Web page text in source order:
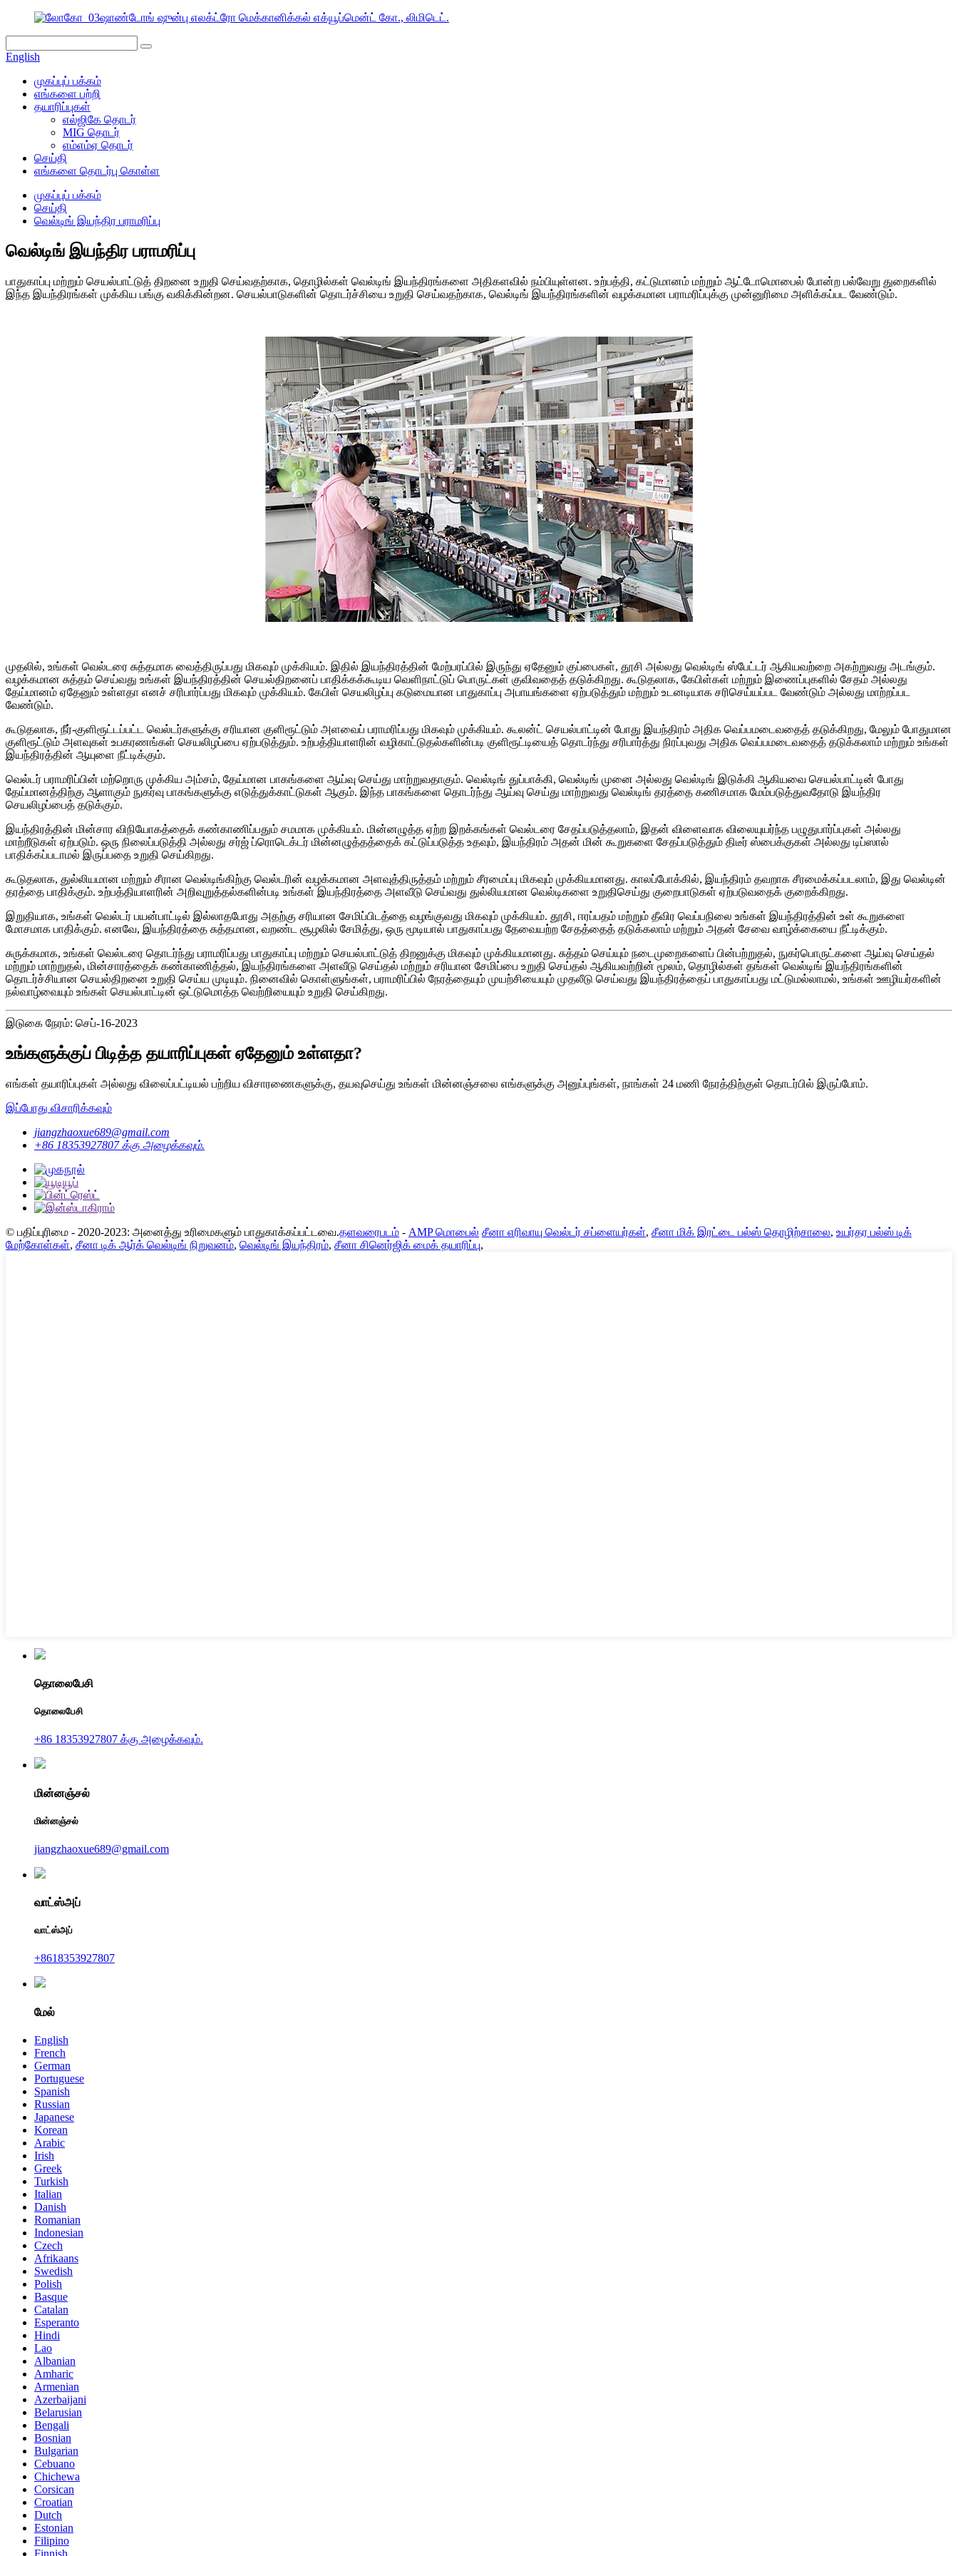
ஷாண்டோங் ஷுன்பு எலக்ட்ரோ மெக்கானிக்கல் எக்யூப்மென்ட் கோ., லிமிடெட்.
English
முகப்புப் பக்கம்
எங்களை பற்றி
தயாரிப்புகள்
எல்ஜிகே தொடர்
MIG தொடர்
எம்எம்ஏ தொடர்
செய்தி
எங்களை தொடர்பு கொள்ள
முகப்புப் பக்கம்
செய்தி
வெல்டிங் இயந்திர பராமரிப்பு
வெல்டிங் இயந்திர பராமரிப்பு
பாதுகாப்பு மற்றும் செயல்பாட்டுத் திறனை உறுதி செய்வதற்காக, தொழில்கள் வெல்டிங் இயந்திரங்களை அதிகளவில் நம்பியுள்ளன. உற்பத்தி, கட்டுமானம் மற்றும் ஆட்டோமொபைல் போன்ற பல்வேறு துறைகளில்
இந்த இயந்திரங்கள் முக்கிய பங்கு வகிக்கின்றன. செயல்பாடுகளின் தொடர்ச்சியை உறுதி செய்வதற்காக, வெல்டிங் இயந்திரங்களின் வழக்கமான பராமரிப்புக்கு முன்னுரிமை அளிக்கப்பட வேண்டும்.
முதலில், உங்கள் வெல்டரை சுத்தமாக வைத்திருப்பது மிகவும் முக்கியம். இதில் இயந்திரத்தின் மேற்பரப்பில் இருந்து ஏதேனும் குப்பைகள், தூசி அல்லது வெல்டிங் ஸ்பேட்டர் ஆகியவற்றை அகற்றுவது அடங்கும்.
வழக்கமான சுத்தம் செய்வது உங்கள் இயந்திரத்தின் செயல்திறனைப் பாதிக்கக்கூடிய வெளிநாட்டுப் பொருட்கள் குவிவதைத் தடுக்கிறது. கூடுதலாக, கேபிள்கள் மற்றும் இணைப்புகளில் சேதம் அல்லது
தேய்மானம் ஏதேனும் உள்ளதா எனச் சரிபார்ப்பது மிகவும் முக்கியம். கேபிள் செயலிழப்பு கடுமையான பாதுகாப்பு அபாயங்களை ஏற்படுத்தும் மற்றும் உடனடியாக சரிசெய்யப்பட வேண்டும் அல்லது மாற்றப்பட
வேண்டும்.
கூடுதலாக, நீர்-குளிரூட்டப்பட்ட வெல்டர்களுக்கு சரியான குளிரூட்டும் அளவைப் பராமரிப்பது மிகவும் முக்கியம். கூலன்ட் செயல்பாட்டின் போது இயந்திரம் அதிக வெப்பமடைவதைத் தடுக்கிறது, மேலும் போதுமான
குளிரூட்டும் அளவுகள் உபகரணங்கள் செயலிழப்பை ஏற்படுத்தும். உற்பத்தியாளரின் வழிகாட்டுதல்களின்படி குளிரூட்டியைத் தொடர்ந்து சரிபார்த்து நிரப்புவது அதிக வெப்பமடைவதைத் தடுக்கலாம் மற்றும் உங்கள்
இயந்திரத்தின் ஆயுளை நீட்டிக்கும்.
வெல்டர் பராமரிப்பின் மற்றொரு முக்கிய அம்சம், தேய்மான பாகங்களை ஆய்வு செய்து மாற்றுவதாகும். வெல்டிங் துப்பாக்கி, வெல்டிங் முனை அல்லது வெல்டிங் இடுக்கி ஆகியவை செயல்பாட்டின் போது
தேய்மானத்திற்கு ஆளாகும் நுகர்வு பாகங்களுக்கு எடுத்துக்காட்டுகள் ஆகும். இந்த பாகங்களை தொடர்ந்து ஆய்வு செய்து மாற்றுவது வெல்டிங் தரத்தை கணிசமாக மேம்படுத்துவதோடு இயந்திர
செயலிழப்பைத் தடுக்கும்.
இயந்திரத்தின் மின்சார விநியோகத்தைக் கண்காணிப்பதும் சமமாக முக்கியம். மின்னழுத்த ஏற்ற இறக்கங்கள் வெல்டரை சேதப்படுத்தலாம், இதன் விளைவாக விலையுயர்ந்த பழுதுபார்ப்புகள் அல்லது
மாற்றீடுகள் ஏற்படும். ஒரு நிலைப்படுத்தி அல்லது சர்ஜ் ப்ரொடெக்டர் மின்னழுத்தத்தைக் கட்டுப்படுத்த உதவும், இயந்திரம் அதன் மின் கூறுகளை சேதப்படுத்தும் திடீர் ஸ்பைக்குகள் அல்லது டிப்ஸால்
பாதிக்கப்படாமல் இருப்பதை உறுதி செய்கிறது.
கூடுதலாக, துல்லியமான மற்றும் சீரான வெல்டிங்கிற்கு வெல்டரின் வழக்கமான அளவுத்திருத்தம் மற்றும் சீரமைப்பு மிகவும் முக்கியமானது. காலப்போக்கில், இயந்திரம் தவறாக சீரமைக்கப்படலாம், இது வெல்டின்
தரத்தை பாதிக்கும். உற்பத்தியாளரின் அறிவுறுத்தல்களின்படி உங்கள் இயந்திரத்தை அளவீடு செய்வது துல்லியமான வெல்டிகளை உறுதிசெய்து குறைபாடுகள் ஏற்படுவதைக் குறைக்கிறது.
இறுதியாக, உங்கள் வெல்டர் பயன்பாட்டில் இல்லாதபோது அதற்கு சரியான சேமிப்பிடத்தை வழங்குவது மிகவும் முக்கியம். தூசி, ஈரப்பதம் மற்றும் தீவிர வெப்பநிலை உங்கள் இயந்திரத்தின் உள் கூறுகளை
மோசமாக பாதிக்கும். எனவே, இயந்திரத்தை சுத்தமான, வறண்ட சூழலில் சேமித்து, ஒரு மூடியால் பாதுகாப்பது தேவையற்ற சேதத்தைத் தடுக்கலாம் மற்றும் அதன் சேவை வாழ்க்கையை நீட்டிக்கும்.
சுருக்கமாக, உங்கள் வெல்டரை தொடர்ந்து பராமரிப்பது பாதுகாப்பு மற்றும் செயல்பாட்டுத் திறனுக்கு மிகவும் முக்கியமானது. சுத்தம் செய்யும் நடைமுறைகளைப் பின்பற்றுதல், நுகர்பொருட்களை ஆய்வு செய்தல்
மற்றும் மாற்றுதல், மின்சாரத்தைக் கண்காணித்தல், இயந்திரங்களை அளவீடு செய்தல் மற்றும் சரியான சேமிப்பை உறுதி செய்தல் ஆகியவற்றின் மூலம், தொழில்கள் தங்கள் வெல்டிங் இயந்திரங்களின்
தொடர்ச்சியான செயல்திறனை உறுதி செய்ய முடியும். நினைவில் கொள்ளுங்கள், பராமரிப்பில் நேரத்தையும் முயற்சியையும் முதலீடு செய்வது இயந்திரத்தைப் பாதுகாப்பது மட்டுமல்லாமல், உங்கள் ஊழியர்களின்
நல்வாழ்வையும் உங்கள் செயல்பாட்டின் ஒட்டுமொத்த வெற்றியையும் உறுதி செய்கிறது.
இடுகை நேரம்: செப்-16-2023
உங்களுக்குப் பிடித்த தயாரிப்புகள் ஏதேனும் உள்ளதா?
எங்கள் தயாரிப்புகள் அல்லது விலைப்பட்டியல் பற்றிய விசாரணைகளுக்கு, தயவுசெய்து உங்கள் மின்னஞ்சலை எங்களுக்கு அனுப்புங்கள், நாங்கள் 24 மணி நேரத்திற்குள் தொடர்பில் இருப்போம்.
இப்போது விசாரிக்கவும்
jiangzhaoxue689@gmail.com
+86 18353927807 க்கு அழைக்கவும்.
© பதிப்புரிமை - 2020-2023: அனைத்து உரிமைகளும் பாதுகாக்கப்பட்டவை.தளவரைபடம் - AMP மொபைல் சீனா எரிவாயு வெல்டர் சப்ளையர்கள், சீனா மிக் இரட்டை பல்ஸ் தொழிற்சாலை, உயர்தர பல்ஸ் டிக்
மேற்கோள்கள், சீனா டிக் ஆர்க் வெல்டிங் நிறுவனம், வெல்டிங் இயந்திரம், சீனா சினெர்ஜிக் மைக் தயாரிப்பு,
தொலைபேசி
தொலைபேசி
+86 18353927807 க்கு அழைக்கவும்.
மின்னஞ்சல்
மின்னஞ்சல்
jiangzhaoxue689@gmail.com
வாட்ஸ்அப்
வாட்ஸ்அப்
+8618353927807
மேல்
English
French
German
Portuguese
Spanish
Russian
Japanese
Korean
Arabic
Irish
Greek
Turkish
Italian
Danish
Romanian
Indonesian
Czech
Afrikaans
Swedish
Polish
Basque
Catalan
Esperanto
Hindi
Lao
Albanian
Amharic
Armenian
Azerbaijani
Belarusian
Bengali
Bosnian
Bulgarian
Cebuano
Chichewa
Corsican
Croatian
Dutch
Estonian
Filipino
Finnish